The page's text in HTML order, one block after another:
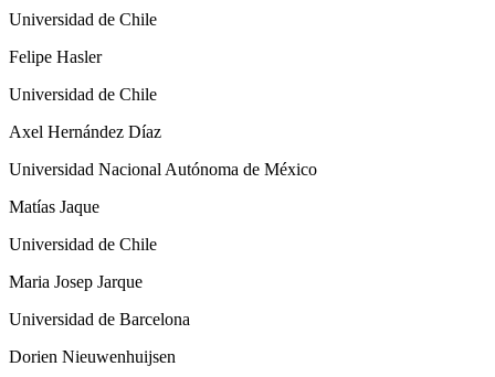
Universidad de Chile
Felipe Hasler
Universidad de Chile
Axel Hernández Díaz
Universidad Nacional Autónoma de México
Matías Jaque
Universidad de Chile
Maria Josep Jarque
Universidad de Barcelona
Dorien Nieuwenhuijsen